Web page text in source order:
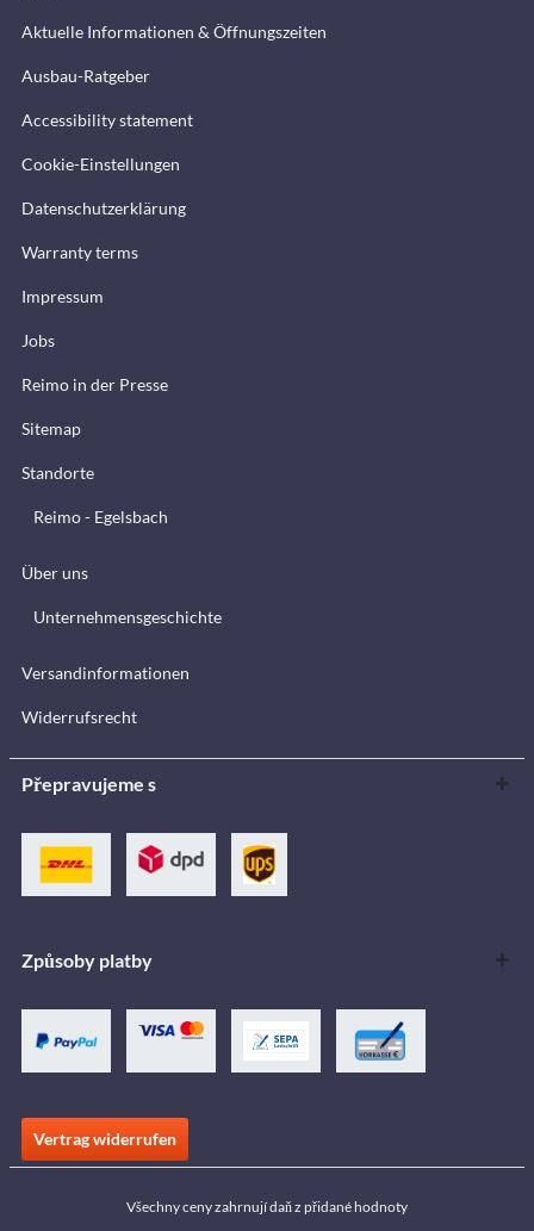
Aktuelle Informationen & Öffnungszeiten
Ausbau-Ratgeber
Accessibility statement
Cookie-Einstellungen
Datenschutzerklärung
Warranty terms
Impressum
Jobs
Reimo in der Presse
Sitemap
Standorte
Reimo - Egelsbach
Über uns
Unternehmensgeschichte
Versandinformationen
Widerrufsrecht
Přepravujeme s
Způsoby platby
Vertrag widerrufen
Všechny ceny zahrnují daň z přidané hodnoty